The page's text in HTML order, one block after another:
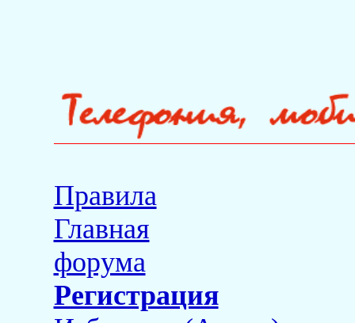
Правила
Главная
форума
Регистрация